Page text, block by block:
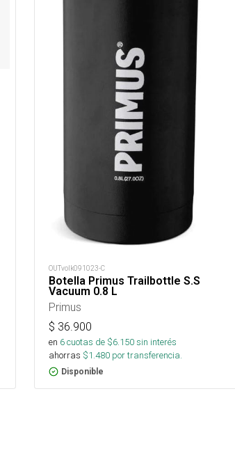
OUTvolk091023-C
Botella Primus Trailbottle S.S
Vacuum 0.8 L
Primus
$ 36.900
en 6cuotas de $6.150sin interés
ahorras $1.480 por transferencia.
Disponible